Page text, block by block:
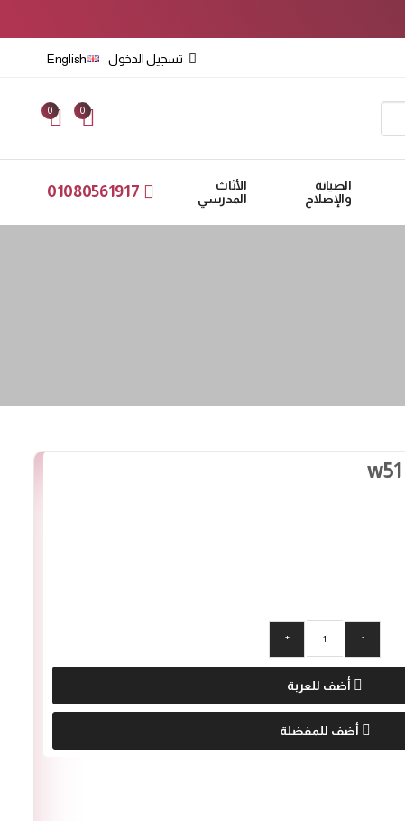
تسجيل الدخول English
0
0
الصيانة
والإصلاح
الأثاث
المدرسي
01080561917
-
+
أضف للعربة
أضف للمفضلة